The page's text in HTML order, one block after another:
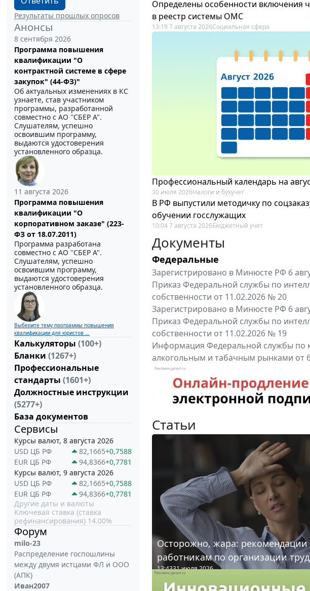
Результаты прошлых опросов
Анонсы
8 сентября 2026
Программа повышения
квалификации "О
контрактной системе в сфере
закупок" (44-ФЗ)"
Об актуальных изменениях в КС
узнаете, став участником
программы, разработанной
совместно с АО ''СБЕР А".
Слушателям, успешно
освоившим программу,
выдаются удостоверения
установленного образца.
11 августа 2026
Программа повышения
квалификации "О
корпоративном заказе" (223-
ФЗ от 18.07.2011)
Программа разработана
совместно с АО ''СБЕР А".
Слушателям, успешно
освоившим программу,
выдаются удостоверения
установленного образца.
Выберите тему программы повышения
квалификации для юристов ...
Калькуляторы (100+)
Бланки (1267+)
Профессиональные
стандарты (1601+)
Должностные инструкции
(5277+)
База документов
Сервисы
Курсы валют, 8 августа 2026
USD ЦБ РФ
82,1665+0,7588
EUR ЦБ РФ
94,8366+0,7781
Курсы валют, 9 августа 2026
USD ЦБ РФ
82,1665+0,7588
EUR ЦБ РФ
94,8366+0,7781
Другие даты и валюты
Ключевая ставка (ставка
рефинансирования) 14.00%
Форум
milo-23
Распределение госпошлины
между двумя истцами ФЛ и ООО
(АПК)
Иван2007
Определены особенности включения
в реестр системы ОМС
13:19 7 августа 2026Социальная сфера
Профессиональный календарь на
30 июля 2026Налоги и бухучет
В РФ выпустили методичку по
обучении госслужащих
10:04 7 августа 2026Бюджетный учет
Документы
Федеральные
Зарегистрировано в Минюсте РФ 6
Приказ Федеральной службы по
собственности от 11.02.2026 № 20
Зарегистрировано в Минюсте РФ 6
Приказ Федеральной службы по
собственности от 11.02.2026 № 19
Информация Федеральной службы по
алкогольным и табачным рынками от 6
"Вниманию производителей и
Все федеральные документы
Статьи
Осторожно, жара: рекомендации
работникам по организации
13:4331 июля 2026